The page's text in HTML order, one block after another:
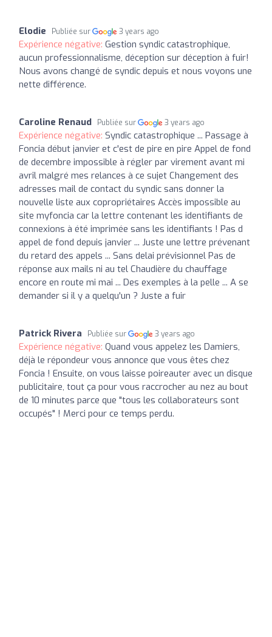
Elodie Publiée sur 3 years ago
Expérience négative: Gestion syndic catastrophique,
aucun professionnalisme, déception sur déception à fuir!
Nous avons changé de syndic depuis et nous voyons une
nette différence.
Caroline Renaud Publiée sur 3 years ago
Expérience négative: Syndic catastrophique ... Passage à
Foncia début janvier et c'est de pire en pire Appel de fond
de decembre impossible à régler par virement avant mi
avril malgré mes relances à ce sujet Changement des
adresses mail de contact du syndic sans donner la
nouvelle liste aux copropriétaires Accès impossible au
site myfoncia car la lettre contenant les identifiants de
connexions à été imprimée sans les identifiants ! Pas d
appel de fond depuis janvier ... Juste une lettre prévenant
du retard des appels ... Sans delai prévisionnel Pas de
réponse aux mails ni au tel Chaudière du chauffage
encore en route mi mai ... Des exemples à la pelle ... A se
demander si il y a quelqu'un ? Juste a fuir
Patrick Rivera Publiée sur 3 years ago
Expérience négative: Quand vous appelez les Damiers,
déjà le répondeur vous annonce que vous êtes chez
Foncia ! Ensuite, on vous laisse poireauter avec un disque
publicitaire, tout ça pour vous raccrocher au nez au bout
de 10 minutes parce que "tous les collaborateurs sont
occupés" ! Merci pour ce temps perdu.